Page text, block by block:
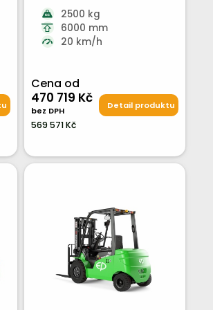
2500 kg
6000 mm
20 km/h
Cena od
470 719 Kč
bez DPH
569 571 Kč
Detail produktu